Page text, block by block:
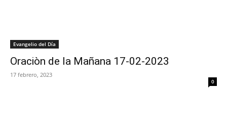
Evangelio del Día
Oraciòn de la Mañana 17-02-2023
17 febrero, 2023
0